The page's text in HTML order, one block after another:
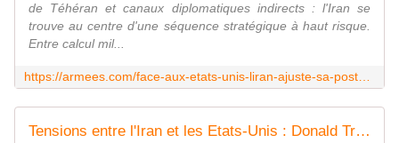
de Téhéran et canaux diplomatiques indirects : l'Iran se
trouve au centre d'une séquence stratégique à haut risque.
Entre calcul mil...
Tensions entre l'Iran et les Etats-Unis : Donald Trump évoque la possibilité d'un accord avec Téhéran malgré l'avertissement du guide suprême iranien